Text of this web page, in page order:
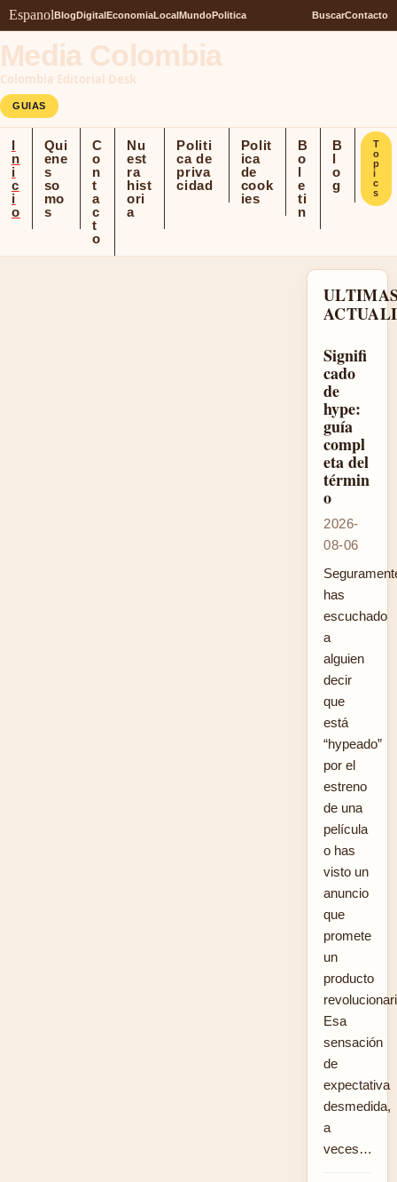
EspanolBlogDigitalEconomiaLocalMundoPolitica BuscarContacto
Media Colombia
Colombia Editorial Desk
GUIAS
I
n
i
c
i
o
Qui
ene
s
so
mo
s
C
o
n
t
a
c
t
o
Nu
est
ra
hist
ori
a
Politi
ca de
priva
cidad
Polit
ica
de
cook
ies
B
o
l
e
ti
n
B
l
o
g
T
o
p
i
c
s
Signifi
cado
de
hype:
guía
compl
eta del
términ
o
2026-
08-06
has
escuchado
a
alguien
decir
que
está
“hypeado”
por el
estreno
de una
película
o has
visto un
anuncio
que
promete
un
producto
Esa
sensación
de
expectativa
desmedida,
a
veces…